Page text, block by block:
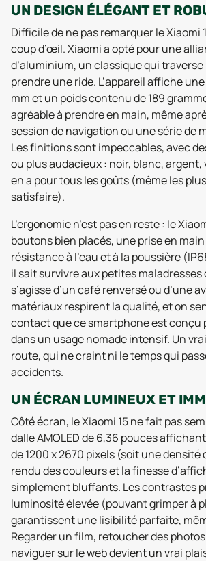
UN DESIGN ÉLÉGANT ET
Difficile de ne pas remarquer le Xiaomi
coup d’œil. Xiaomi a opté pour une
d’aluminium, un classique qui
prendre une ride. L’appareil affiche une
mm et un poids contenu de 189
agréable à prendre en main, même
session de navigation ou une série de
Les finitions sont impeccables, avec
ou plus audacieux : noir, blanc, argent,
en a pour tous les goûts (même les
satisfaire).
L’ergonomie n’est pas en reste : le
boutons bien placés, une prise en
résistance à l’eau et à la poussière
il sait survivre aux petites maladresses
s’agisse d’un café renversé ou d’une
matériaux respirent la qualité, et on
contact que ce smartphone est conçu
dans un usage nomade intensif. Un
route, qui ne craint ni le temps qui
accidents.
UN ÉCRAN LUMINEUX ET
Côté écran, le Xiaomi 15 ne fait pas
dalle AMOLED de 6,36 pouces
de 1200 x 2670 pixels (soit une densité
rendu des couleurs et la finesse
simplement bluffants. Les contrastes
luminosité élevée (pouvant grimper à
garantissent une lisibilité parfaite,
Regarder un film, retoucher des
naviguer sur le web devient un vrai